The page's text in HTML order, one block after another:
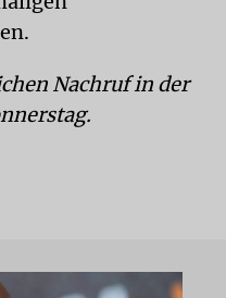
Nachruf in der